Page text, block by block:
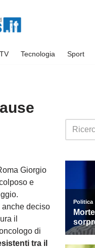
Tecnologia Sport
Giorgio
e
anche deciso
il
di
tra il